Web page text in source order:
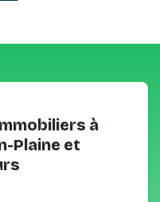
à
Plaine et